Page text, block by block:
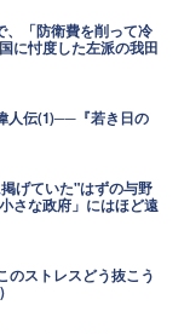
、「防衛費を削って冷
に忖度した左派の我田
人伝(1)──『若き日の
げていた"はずの与野
さな政府」にはほど遠
ストレスどう抜こう